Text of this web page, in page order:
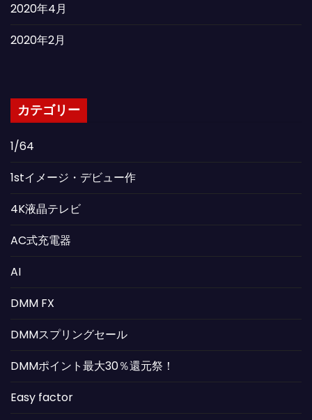
2020年4月
2020年2月
カテゴリー
1/64
1stイメージ・デビュー作
4K液晶テレビ
AC式充電器
AI
DMM FX
DMMスプリングセール
DMMポイント最大30％還元祭！
Easy factor